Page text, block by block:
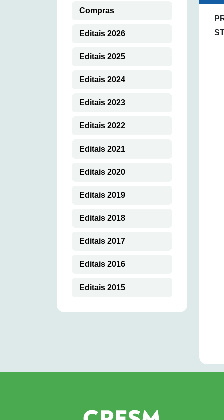
Compras
Editais 2026
Editais 2025
Editais 2024
Editais 2023
Editais 2022
Editais 2021
Editais 2020
Editais 2019
Editais 2018
Editais 2017
Editais 2016
Editais 2015